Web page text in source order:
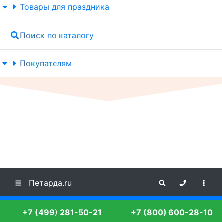
Товары для праздника
Поиск по каталогу
Покупателям
Петарда.ru
+7 (499) 281-50-21 +7 (800) 600-28-10